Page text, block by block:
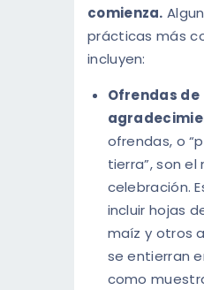
comienza.
prácticas más
incluyen:
Ofrendas de
ofrendas, o
tierra”, son el
celebración.
incluir hojas
maíz y otros
se entierran
como